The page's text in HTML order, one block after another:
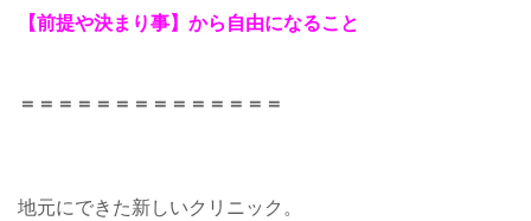
【前提や決まり事】から自由になること
＝＝＝＝＝＝＝＝＝＝＝＝＝＝
地元にできた新しいクリニック。